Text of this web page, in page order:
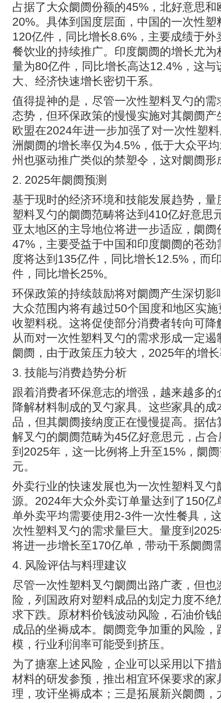
占据了大众阛阓份额的45%，北好意思
20%。具体到国度层面，中国的一次性
120亿件，同比增长8.6%，主要成绩于
餐饮业的持续推广。印度阛阓的增长尤
量为80亿件，同比增长高达12.4%，这与
大、经济快速增长密切干系。
值得提神的是，尽管一次性塑料叉勺的
态势，但环保政策的慢慢实施对其阛阓
欧盟在2024年进一步加强了对一次性塑
洲阛阓的增长率仅为4.5%，低于大众平
州也驱动推广类似的禁塑令，这对阛阓
2. 2025年阛阓预测
基于现时的经济环境和技能发展趋势，
塑料叉勺的阛阓范畴将达到410亿好意思
亚太地区的主导地位将进一步适应，阛
47%，主要受益于中国和印度阛阓的苍
度将达到135亿件，同比增长12.5%，而
件，同比增长25%。
环保政策的持续鼓励将对阛阓产生深切
大众范围内将有越过50个国度和地区实
收塑料税。这将促使部分消费者转向可
从而对一次性塑料叉勺的需求形成一定
阛阓，由于政策压力较大，2025年的增
3. 技能与消费趋势分析
跟着消费者环保意志的增强，越来越多
降解材料制成的叉勺家具。这些家具的
品，但其阛阓接纳度正在慢慢提高。据
解叉勺的阛阓范畴为45亿好意思元，占
到2025年，这一比例将上升至15%，阛
元。
外卖行业的快速发展也为一次性塑料叉
源。2024年大众外卖订单量达到了150亿
单外卖平均需要使用2-3件一次性餐具，
次性塑料叉勺的需求量巨大。量度到
将进一步增长至170亿单，带动干系阛阓
4. 风险评估与料理建议
尽管一次性塑料叉勺阛阓出路广袤，但
险，列国政府对塑料成品的划定力度不
求下跌。原材料价钱波动风险，石油价
成品的坐褥成本。阛阓竞争加重的风险
模，行业利润率可能受到挤压。
为了搪塞上述风险，企业可以采用以下
材料的研发参预，推出相宜环保要求的
理，攻讦坐褥成本；三是拓展新兴阛阓